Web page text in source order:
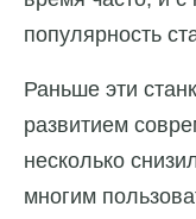
популярность
Раньше эти
развитием
несколько
многим